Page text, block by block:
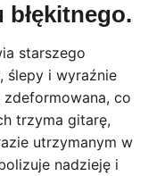
błękitnego.
starszego
ślepy i wyraźnie
co
trzyma gitarę,
utrzymanym w
nadzieję i